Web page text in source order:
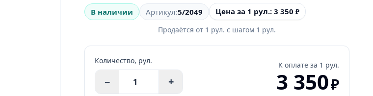
В наличии Артикул:5/2049 Цена за 1 рул.: 3 350 ₽
Продаётся от 1 рул. с шагом 1 рул.
Количество, рул.
− +
К оплате за 1 рул.
3 350₽